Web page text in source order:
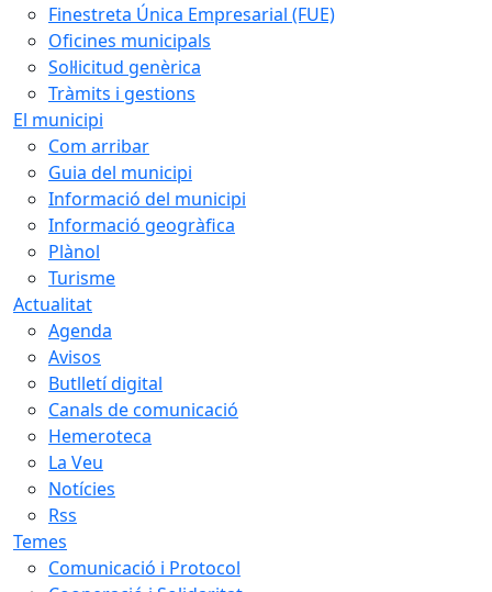
Finestreta Única Empresarial (FUE)
Oficines municipals
Sol·licitud genèrica
Tràmits i gestions
El municipi
Com arribar
Guia del municipi
Informació del municipi
Informació geogràfica
Plànol
Turisme
Actualitat
Agenda
Avisos
Butlletí digital
Canals de comunicació
Hemeroteca
La Veu
Notícies
Rss
Temes
Comunicació i Protocol